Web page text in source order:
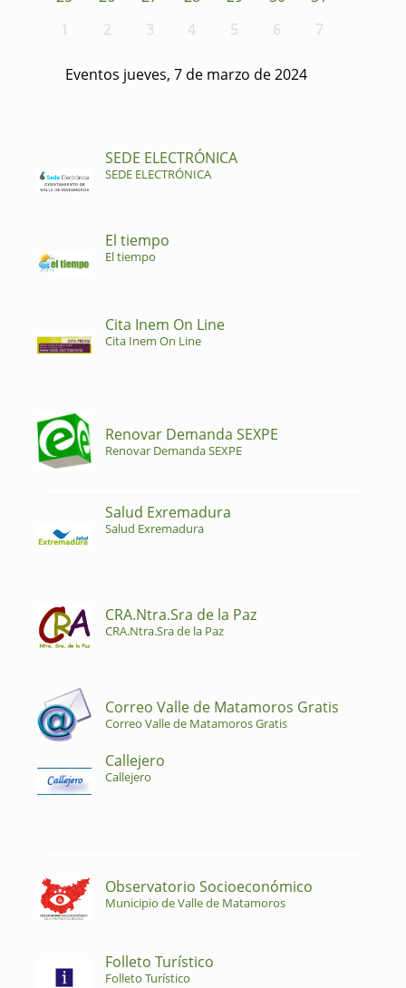
1
2 3 4 5 6 7
Eventos jueves, 7 de marzo de 2024
SEDE ELECTRÓNICA
SEDE ELECTRÓNICA
El tiempo
El tiempo
Cita Inem On Line
Cita Inem On Line
Renovar Demanda SEXPE
Renovar Demanda SEXPE
Salud Exremadura
Salud Exremadura
CRA.Ntra.Sra de la Paz
CRA.Ntra.Sra de la Paz
Correo Valle de Matamoros Gratis
Correo Valle de Matamoros Gratis
Callejero
Callejero
Observatorio Socioeconómico
Municipio de Valle de Matamoros
Folleto Turístico
Folleto Turístico